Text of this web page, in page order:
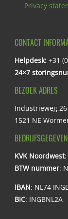
Privacy
CONTACT
Helpdesk: +31
24×7
BEZOEK ADRES
Industrieweg 26
1521 NE
KVK Noordwest:
BTW nummer:
IBAN: NL74
BIC: INGBNL2A